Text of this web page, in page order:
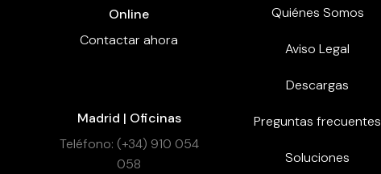
Online
Contactar ahora
Madrid | Oficinas
Teléfono: (+34) 910 054
058
Quiénes Somos
Aviso Legal
Descargas
Preguntas frecuentes
Soluciones